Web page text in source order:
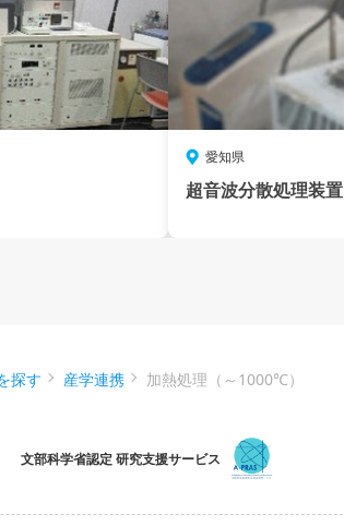
愛知県
超音波分散処理装置
探す 産学連携 加熱処理（～1000℃）
文部科学省認定 研究支援サービス